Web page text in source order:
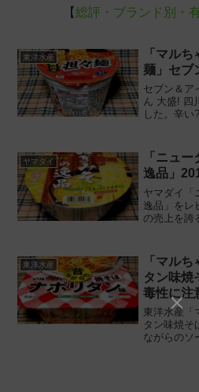
【総評・ブランド別・
東洋水産
「マル
麺」セブ
セブン＆ア
ん 大盛! 四
した。辛い
け大盛バ
みた感想
ヤマダイ
「ニュ
逸品」
ヤマダイ「
逸品」をレ
の売上を誇
決め手の
に食べて
東洋水産
「マル
タン味焼
毒性に注
東洋水産「
タン味焼そ
ながらのソ
プライド